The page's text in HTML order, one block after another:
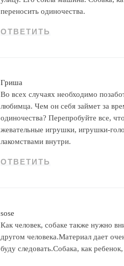
переносить одиночества.
ОТВЕТИТЬ
Гриша
Во всех случаях необходимо
любимца. Чем он себя займет за
одиночества? Перепробуйте все,
жевательные игрушки, игрушки-
лакомствами внутри.
ОТВЕТИТЬ
sose
Как человек, собаке также нужно
другом человека.Материал дает
буду следовать.Собака, как